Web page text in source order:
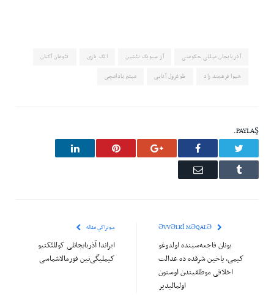
آذربایجان میللی حکومتی آز سیویک نئشین اتک یازی
تئومان آکتان
شیوا فرهمند راد
طوغرول آتابی میثم بادامچی
PAYLAŞ.
Facebook
Google+
Pinterest
LinkedIn
Tumblr
Email
یونان فاجعه‌سینده اولدوغو
کیمی، یاخین شرقده ده عدالت
اخلاقی موطلقیتدن اوستون
اولمالیدیر
سونراکي مقاله
ایراندا آذربایجانلی کوللئکتیو
کیملیگی‌نین فورمالاشماسی